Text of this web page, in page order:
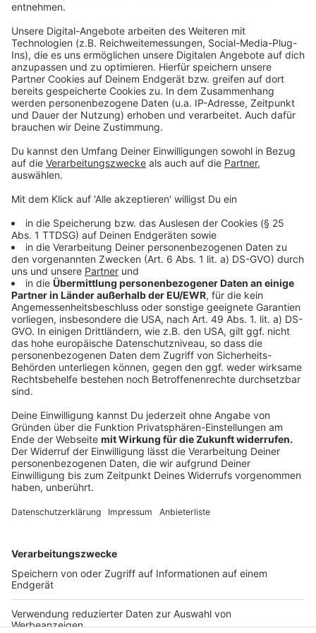
Mit ANTENNE MÜNSTER wirft Politikwissenschaftler
Klaus Schubert von der Uni Münster noch einmal einen
Blick auf die Eindrücke, die die drei Kandidaten beim
letzten TV-Triell hinterlassen haben:Olaf Scholzsei
es gelungen, "von seinem Scholz-O-Mat
wegzukommen. Er war in der Lage, schnell auf die
gemerkt, dass er sich mittlerweile in diesem TV-Triell-
Format doch sehr wohl zu fühlen scheint. Zudem hat
er auch ganz gerne seine eigene Präferenz mitgeteilt,
nämlich mit den Grünen zu regieren."
Baerbockmachte auf den Politikwissenschaftler den
lockersten Eindruck in dieser Runde: "Frau Baerbock
scheint das Format auch sehr zu genießen. Sie scheint
sich mit der Rolle als Dritte durchaus gut
angefreundet zu haben, dementsprechend kann sie
frei argumentieren, ist mit Spaß dabei und lässt die
anderen beiden gerne auch mal auflaufen."Armin
Laschethabe seine Rolle in den Triellen mittlerweile
auch akzeptiert und gefestigt, sagt der
Politikwissenschaftler: "Herr Laschet muss angreifen,
aber seine Körperhaltung und seine Mimik verraten
eigentlich, dass das eigentlich nicht so die Rolle ist,
die er gerne für sich beansprucht. Aber er kam da auch
jetzt beim letzten TV-Duell nicht drum rum, um doch
noch aus Platz 2 in den Umfragen Platz 1 zu machen."
Anzeige
Anzeige